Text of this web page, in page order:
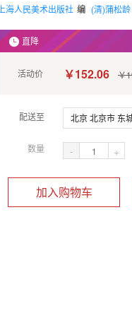
上海人民美术出版社 编 (清)蒲松龄
直降
活动价 ￥152.06 ￥
配送至 北京 北京市 东
数量 - +
加入购物车